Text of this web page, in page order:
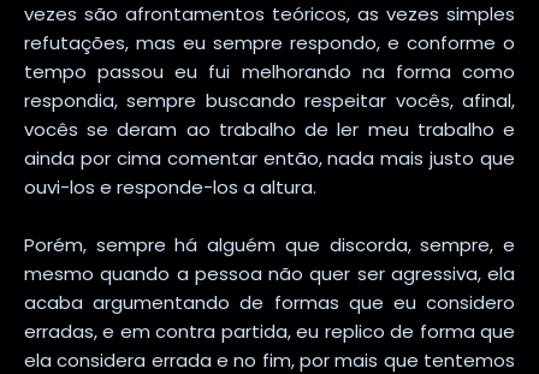
vezes são afrontamentos teóricos, as vezes simples
refutações, mas eu sempre respondo, e conforme o
tempo passou eu fui melhorando na forma como
respondia, sempre buscando respeitar vocês, afinal,
vocês se deram ao trabalho de ler meu trabalho e
ainda por cima comentar então, nada mais justo que
ouvi-los e responde-los a altura.
Porém, sempre há alguém que discorda, sempre, e
mesmo quando a pessoa não quer ser agressiva, ela
acaba argumentando de formas que eu considero
erradas, e em contra partida, eu replico de forma que
ela considera errada e no fim, por mais que tentemos